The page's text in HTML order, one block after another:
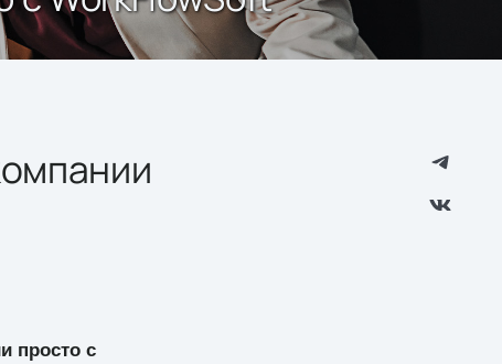
просто с